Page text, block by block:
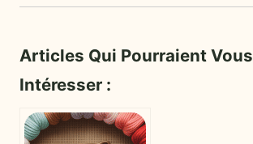
Articles Qui Pourraient Vous
Intéresser :